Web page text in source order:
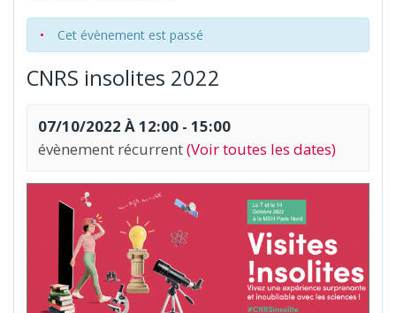
Cet évènement est passé
CNRS insolites 2022
07/10/2022 À 12:00 - 15:00
évènement récurrent(Voir toutes les dates)